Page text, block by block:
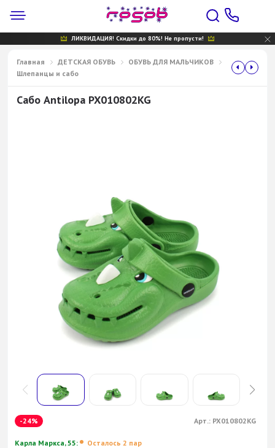
ЛИКВИДАЦИЯ! Скидки до 80%! Не пропусти!
Главная ДЕТСКАЯ ОБУВЬ
ОБУВЬ ДЛЯ МАЛЬЧИКОВ
Шлепанцы и сабо
Сабо Antilopa PX010802KG
-24% Арт.: PX010802KG
Карла Маркса, 55: Осталось 2 пар